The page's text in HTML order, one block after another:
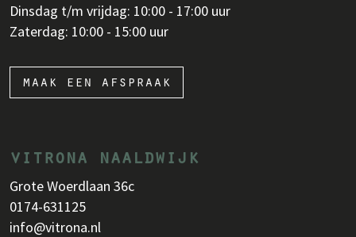
Dinsdag t/m vrijdag: 10:00 - 17:00 uur
Zaterdag: 10:00 - 15:00 uur
maak een afspraak
vitrona naaldwijk
Grote Woerdlaan 36c
0174-631125
info@vitrona.nl